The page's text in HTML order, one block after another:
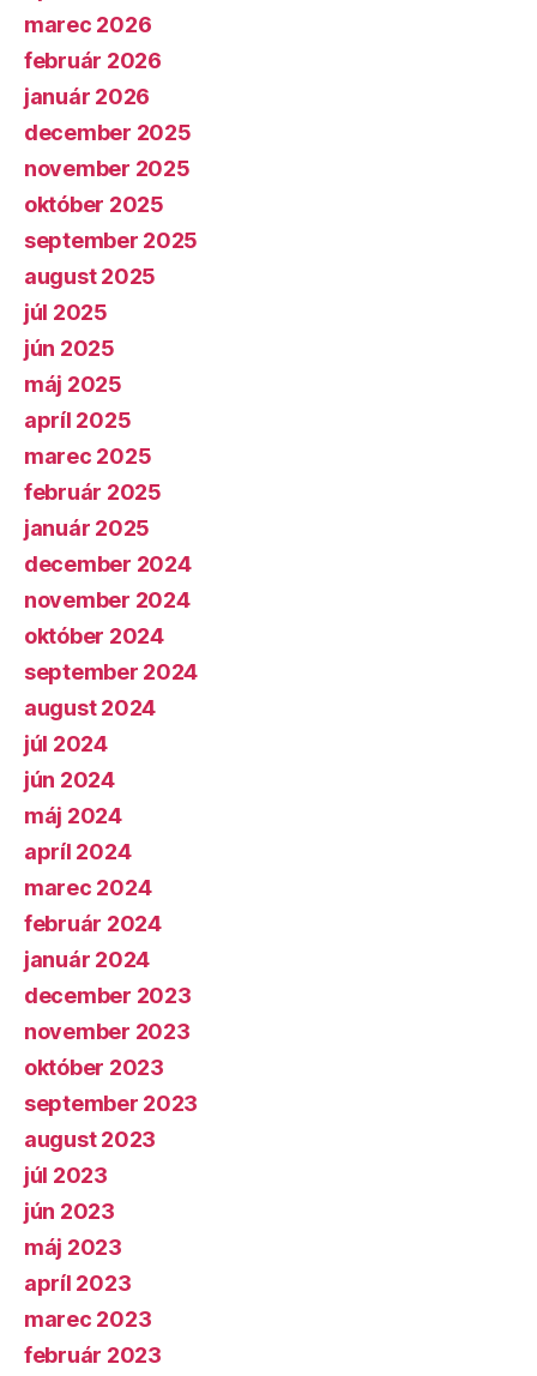
marec 2026
február 2026
január 2026
december 2025
november 2025
október 2025
september 2025
august 2025
júl 2025
jún 2025
máj 2025
apríl 2025
marec 2025
február 2025
január 2025
december 2024
november 2024
október 2024
september 2024
august 2024
júl 2024
jún 2024
máj 2024
apríl 2024
marec 2024
február 2024
január 2024
december 2023
november 2023
október 2023
september 2023
august 2023
júl 2023
jún 2023
máj 2023
apríl 2023
marec 2023
február 2023